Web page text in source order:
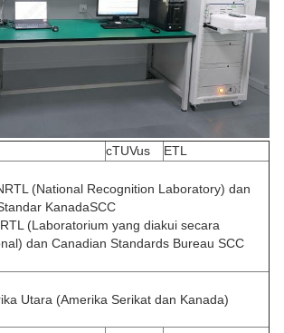
cTUVus
ETL
(National Recognition Laboratory) dan
KanadaSCC
(Laboratorium yang diakui secara
dan Canadian Standards Bureau SCC
Utara (Amerika Serikat dan Kanada)